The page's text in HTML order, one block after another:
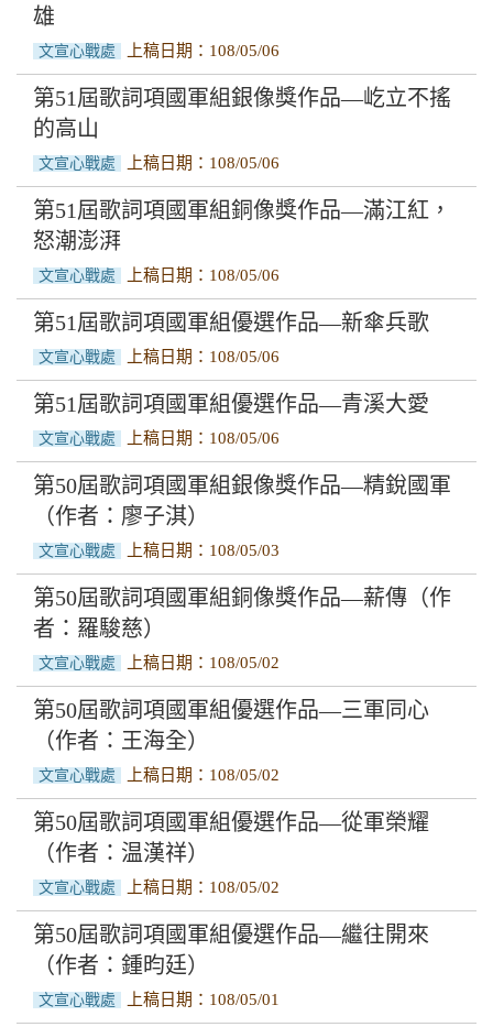
雄
文宣心戰處 上稿日期：108/05/06
第51屆歌詞項國軍組銀像獎作品—屹立不搖
的高山
文宣心戰處 上稿日期：108/05/06
第51屆歌詞項國軍組銅像獎作品—滿江紅，
怒潮澎湃
文宣心戰處 上稿日期：108/05/06
第51屆歌詞項國軍組優選作品—新傘兵歌
文宣心戰處 上稿日期：108/05/06
第51屆歌詞項國軍組優選作品—青溪大愛
文宣心戰處 上稿日期：108/05/06
第50屆歌詞項國軍組銀像獎作品—精銳國軍
（作者：廖子淇）
文宣心戰處 上稿日期：108/05/03
第50屆歌詞項國軍組銅像獎作品—薪傳（作
者：羅駿慈）
文宣心戰處 上稿日期：108/05/02
第50屆歌詞項國軍組優選作品—三軍同心
（作者：王海全）
文宣心戰處 上稿日期：108/05/02
第50屆歌詞項國軍組優選作品—從軍榮耀
（作者：温漢祥）
文宣心戰處 上稿日期：108/05/02
第50屆歌詞項國軍組優選作品—繼往開來
（作者：鍾昀廷）
文宣心戰處 上稿日期：108/05/01